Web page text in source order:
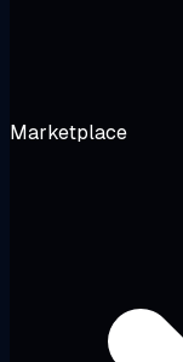
Marketplace